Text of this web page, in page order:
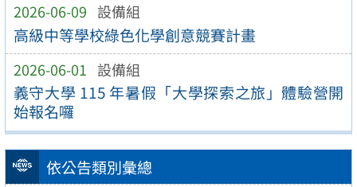
2026-06-09 設備組
高級中等學校綠色化學創意競賽計畫
2026-06-01 設備組
義守大學 115 年暑假「大學探索之旅」體驗營開
始報名囉
依公告類別彙總